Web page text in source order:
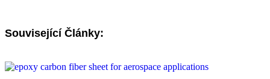
Související Články: